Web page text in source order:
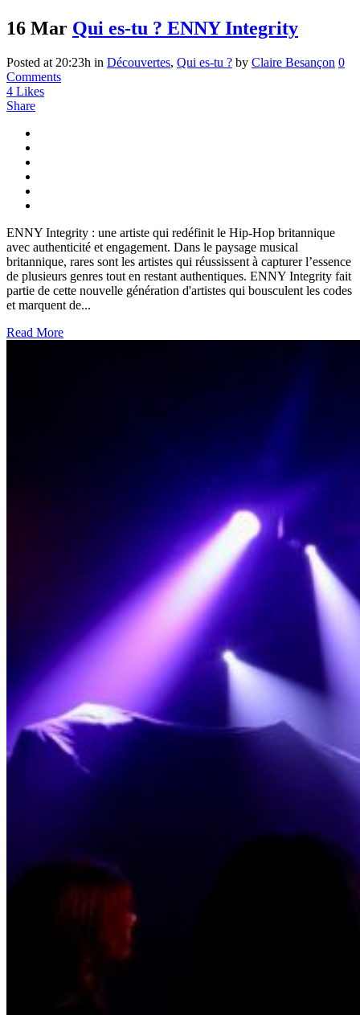
16 Mar Qui es-tu ? ENNY Integrity
Posted at 20:23h in Découvertes, Qui es-tu ? by Claire Besançon 0
Comments
4 Likes
Share
ENNY Integrity : une artiste qui redéfinit le Hip-Hop britannique
avec authenticité et engagement. Dans le paysage musical
britannique, rares sont les artistes qui réussissent à capturer l’essence
de plusieurs genres tout en restant authentiques. ENNY Integrity fait
partie de cette nouvelle génération d'artistes qui bousculent les codes
et marquent de...
Read More